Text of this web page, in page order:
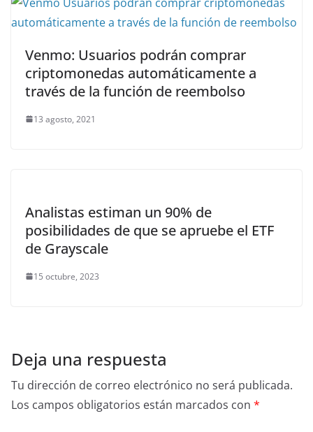
Venmo: Usuarios podrán comprar
criptomonedas automáticamente a
través de la función de reembolso
13 agosto, 2021
Analistas estiman un 90% de
posibilidades de que se apruebe el ETF
de Grayscale
15 octubre, 2023
Deja una respuesta
Tu dirección de correo electrónico no será publicada.
Los campos obligatorios están marcados con *